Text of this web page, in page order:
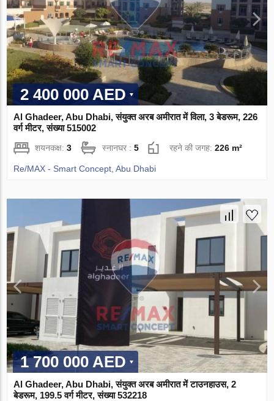
2 400 000 AED
Al Ghadeer, Abu Dhabi, संयुक्त अरब अमीरात में विला, 3 बेडरूम, 226
वर्ग मीटर, संख्या 515002
शयनकक्ष:3 स्नानघर :5 रहने की जगह:226 m²
Re/MAX - Smart Concept, Abu Dhabi
1 700 000 AED
Al Ghadeer, Abu Dhabi, संयुक्त अरब अमीरात में टाउनहाउस, 2
बेडरूम, 199.5 वर्ग मीटर, संख्या 532218